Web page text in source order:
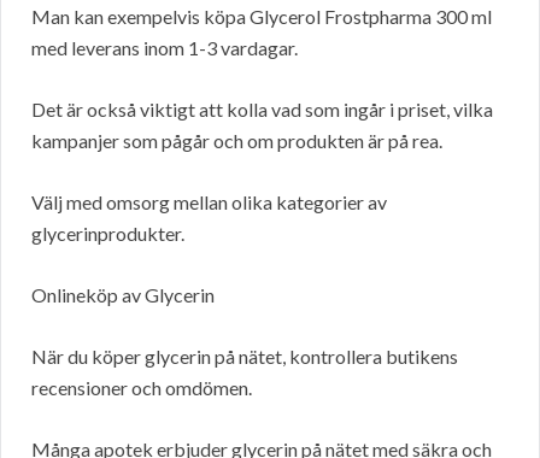
Man kan exempelvis köpa Glycerol Frostpharma 300 ml
med leverans inom 1-3 vardagar.
Det är också viktigt att kolla vad som ingår i priset, vilka
kampanjer som pågår och om produkten är på rea.
Välj med omsorg mellan olika kategorier av
glycerinprodukter.
Onlineköp av Glycerin
När du köper glycerin på nätet, kontrollera butikens
recensioner och omdömen.
Många apotek erbjuder glycerin på nätet med säkra och